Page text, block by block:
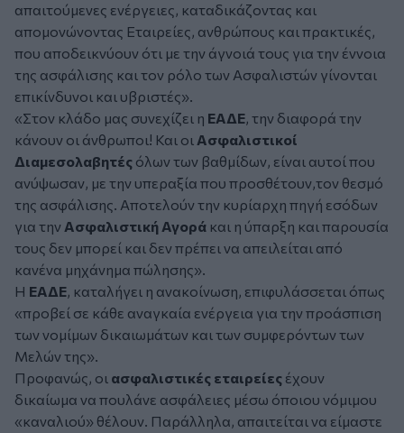
απαιτούμενες ενέργειες, καταδικάζοντας και
απομονώνοντας Εταιρείες, ανθρώπους και πρακτικές,
που αποδεικνύουν ότι με την άγνοιά τους για την έννοια
της ασφάλισης και τον ρόλο των Ασφαλιστών γίνονται
επικίνδυνοι και υβριστές».
«Στον κλάδο μας συνεχίζει η ΕΑΔΕ, την διαφορά την
κάνουν οι άνθρωποι! Και οι Ασφαλιστικοί
Διαμεσολαβητές όλων των βαθμίδων, είναι αυτοί που
ανύψωσαν, με την υπεραξία που προσθέτουν,τον θεσμό
της ασφάλισης. Αποτελούν την κυρίαρχη πηγή εσόδων
για την Ασφαλιστική Αγορά και η ύπαρξη και παρουσία
τους δεν μπορεί και δεν πρέπει να απειλείται από
κανένα μηχάνημα πώλησης».
Η ΕΑΔΕ, καταλήγει η ανακοίνωση, επιφυλάσσεται όπως
«προβεί σε κάθε αναγκαία ενέργεια για την προάσπιση
των νομίμων δικαιωμάτων και των συμφερόντων των
Μελών της».
Προφανώς, οι ασφαλιστικές εταιρείες έχουν
δικαίωμα να πουλάνε ασφάλειες μέσω όποιου νόμιμου
«καναλιού» θέλουν. Παράλληλα, απαιτείται να είμαστε